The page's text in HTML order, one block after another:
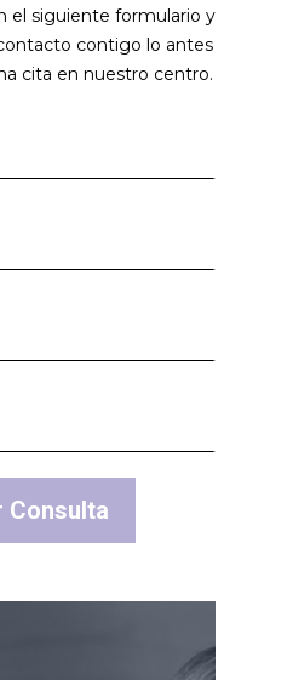
el siguiente formulario y
contigo lo antes
cita en nuestro centro.